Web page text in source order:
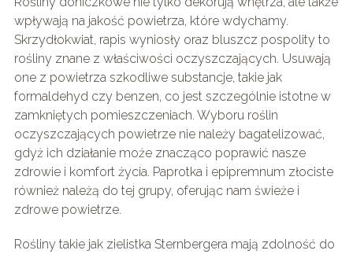
wpływają na jakość powietrza, które wdychamy.
Skrzydłokwiat, rapis wyniosły oraz bluszcz pospolity to
rośliny znane z właściwości oczyszczających. Usuwają
one z powietrza szkodliwe substancje, takie jak
formaldehyd czy benzen, co jest szczególnie istotne w
zamkniętych pomieszczeniach. Wyboru roślin
oczyszczających powietrze nie należy bagatelizować,
gdyż ich działanie może znacząco poprawić nasze
zdrowie i komfort życia. Paprotka i epipremnum złociste
również należą do tej grupy, oferując nam świeże i
zdrowe powietrze.
Rośliny takie jak zielistka Sternbergera mają zdolność do